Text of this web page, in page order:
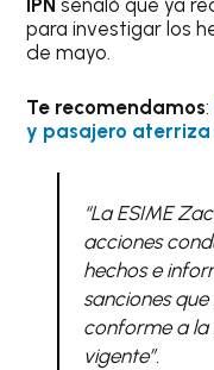
IPN señaló que ya
para investigar los
de mayo.
Te recomendamos:
y pasajero aterriza
“La ESIME
acciones
hechos e
sanciones
conforme a
vigente”.